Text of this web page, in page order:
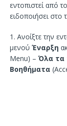
εντοπιστεί από
ειδοποιήσει στο
1. Ανοίξτε την
μενού Έναρξη
Menu) – Όλα τα
Βοηθήματα